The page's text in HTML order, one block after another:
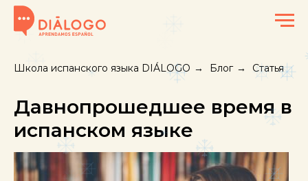
Школа испанского языка DIÁLOGO → Блог → Статья
Давнопрошедшее время в
испанском языке